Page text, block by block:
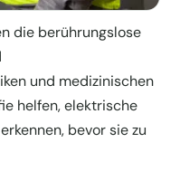
die berührungslose
und medizinischen
helfen, elektrische
bevor sie zu